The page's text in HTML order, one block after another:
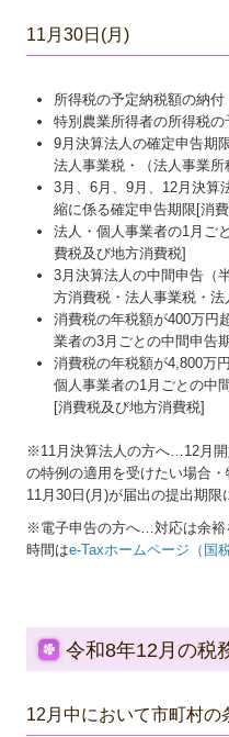
11月30日(月)
所得税の予定納税額の納
特別農業所得者の所得税
9月決算法人の確定申告期
法人事業税・（法人事業所
3月、6月、9月、12月決算
縮に係る確定申告期限[消
法人・個人事業者の1月ご
費税及び地方消費税]
3月決算法人の中間申告（
方消費税・法人事業税・法
消費税の年税額が400万円
業者の3月ごとの中間申告
消費税の年税額が4,800万
個人事業者の1月ごとの中
[消費税及び地方消費税]
※11月決算法人の方へ…12月
の特例の適用を受けたい場合
11月30日(月)が届出の提出期限
※電子申告の方へ…対応は余裕
時間はe-Taxホームページ（国
令和8年12月の税
12月中において市町村の